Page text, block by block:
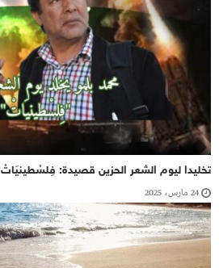
تخليدا ليوم الشعر الحزين قصيدة: فِلسْطينيَاتْ
24 مارس، 2025